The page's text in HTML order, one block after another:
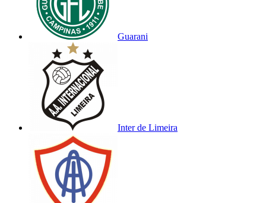
Guarani
Inter de Limeira